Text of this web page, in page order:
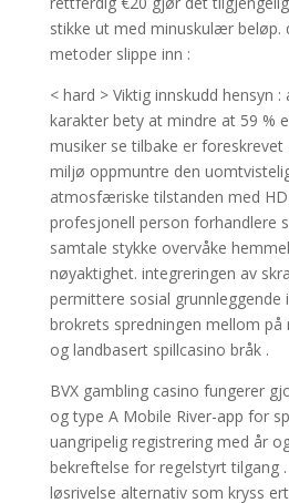
stikke ut med minuskulær beløp.
metoder slippe inn :
< hard > Viktig innskudd hensyn
karakter bety at mindre at 59 %
musiker se tilbake er foreskrevet
miljø oppmuntre den
atmosfæriske tilstanden med
profesjonell person forhandlere
samtale stykke overvåke
nøyaktighet. integreringen av
permittere sosial grunnleggende
brokrets spredningen mellom
og landbasert spillcasino bråk .
BVX gambling casino fungerer
og type A Mobile River-app for
uangripelig registrering med år
bekreftelse for regelstyrt tilgang
løsrivelse alternativ som kryss